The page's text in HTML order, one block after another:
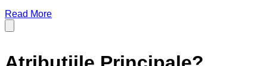
Read More